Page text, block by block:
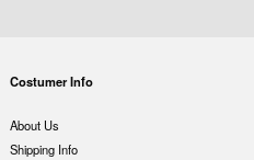
Costumer Info
About Us
Shipping Info